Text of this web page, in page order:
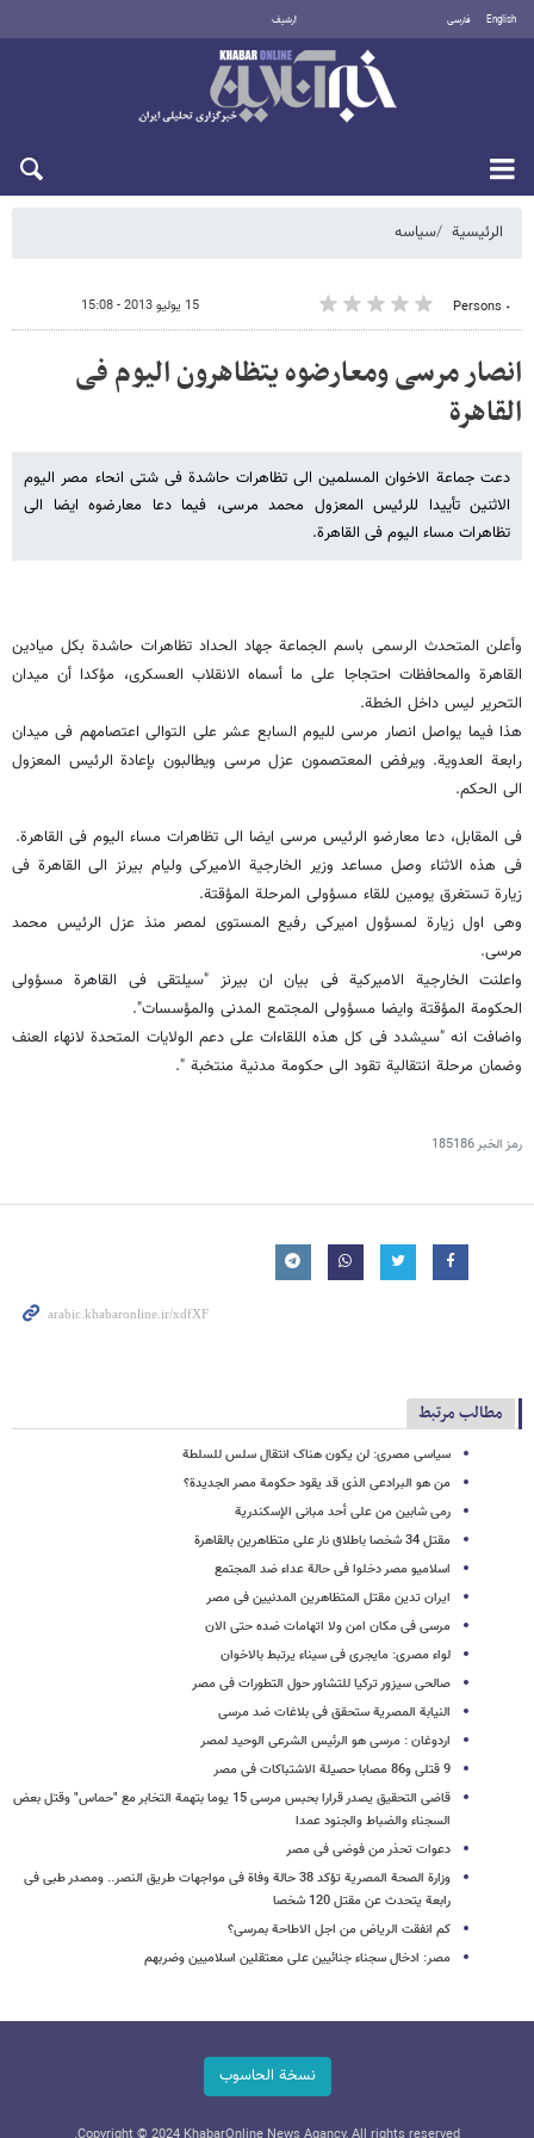
English فارسی أرشيف
الرئيسية سیاسه
٠ Persons 15 يوليو 2013 - 15:08
انصار مرسی ومعارضوه یتظاهرون الیوم فی
القاهرة
دعت جماعة الاخوان المسلمین الى تظاهرات حاشدة فی شتى انحاء مصر الیوم
الاثنین تأییدا للرئیس المعزول محمد مرسی، فیما دعا معارضوه ایضا الى
تظاهرات مساء الیوم فی القاهرة.
وأعلن المتحدث الرسمی باسم الجماعة جهاد الحداد تظاهرات حاشدة بکل میادین
القاهرة والمحافظات احتجاجا على ما أسماه الانقلاب العسکری، مؤکدا أن میدان
التحریر لیس داخل الخطة.
هذا فیما یواصل انصار مرسی للیوم السابع عشر على التوالی اعتصامهم فی میدان
رابعة العدویة. ویرفض المعتصمون عزل مرسی ویطالبون بإعادة الرئیس المعزول
الى الحکم.
فی المقابل، دعا معارضو الرئیس مرسی ایضا الى تظاهرات مساء الیوم فی القاهرة.
فی هذه الاثناء وصل مساعد وزیر الخارجیة الامیرکی ولیام بیرنز الى القاهرة فی
زیارة تستغرق یومین للقاء مسؤولی المرحلة المؤقتة.
وهی اول زیارة لمسؤول امیرکی رفیع المستوى لمصر منذ عزل الرئیس محمد
مرسی.
واعلنت الخارجیة الامیرکیة فی بیان ان بیرنز "سیلتقی فی القاهرة مسؤولی
الحکومة المؤقتة وایضا مسؤولی المجتمع المدنی والمؤسسات".
واضافت انه "سیشدد فی کل هذه اللقاءات على دعم الولایات المتحدة لانهاء العنف
وضمان مرحلة انتقالیة تقود الى حکومة مدنیة منتخبة ".
رمز الخبر185186
مطالب مرتبط
سیاسی مصری: لن یکون هناک انتقال سلس للسلطة
من هو البرادعی الذی قد یقود حکومة مصر الجدیدة؟
رمی شابین من على أحد مبانی الإسکندریة
مقتل 34 شخصا باطلاق نار على متظاهرین بالقاهرة
اسلامیو مصر دخلوا فی حالة عداء ضد المجتمع
ایران تدین مقتل المتظاهرین المدنیین فی مصر
مرسی فی مکان امن ولا اتهامات ضده حتى الان
لواء مصری: مایجری فی سیناء یرتبط بالاخوان
صالحی سیزور ترکیا للتشاور حول التطورات فی مصر
النیابة المصریة ستحقق فی بلاغات ضد مرسی
اردوغان : مرسی هو الرئیس الشرعی الوحید لمصر
9 قتلى و86 مصابا حصیلة الاشتباکات فی مصر
قاضی التحقیق یصدر قرارا بحبس مرسی 15 یوما بتهمة التخابر مع "حماس" وقتل بعض
السجناء والضباط والجنود عمدا
دعوات تحذر من فوضى فی مصر
وزارة الصحة المصریة تؤکد 38 حالة وفاة فی مواجهات طریق النصر.. ومصدر طبی فی
رابعة یتحدث عن مقتل 120 شخصا
کم انفقت الریاض من اجل الاطاحة بمرسی؟
مصر: ادخال سجناء جنائیین على معتقلین اسلامیین وضربهم
نسخة الحاسوب